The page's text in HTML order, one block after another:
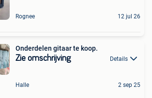
Rognee 12 jul 26
Onderdelen gitaar te koop.
Zie omschrijving Details
Halle 2 sep 25